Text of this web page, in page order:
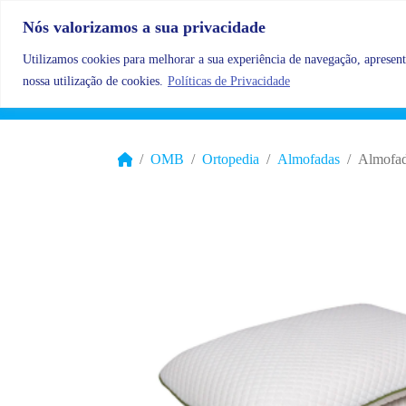
Nós valorizamos a sua privacidade
Utilizamos cookies para melhorar a sua experiência de navegação,
nossa utilização de cookies. Políticas de Privacidade
OMB Ortopedia Almofadas